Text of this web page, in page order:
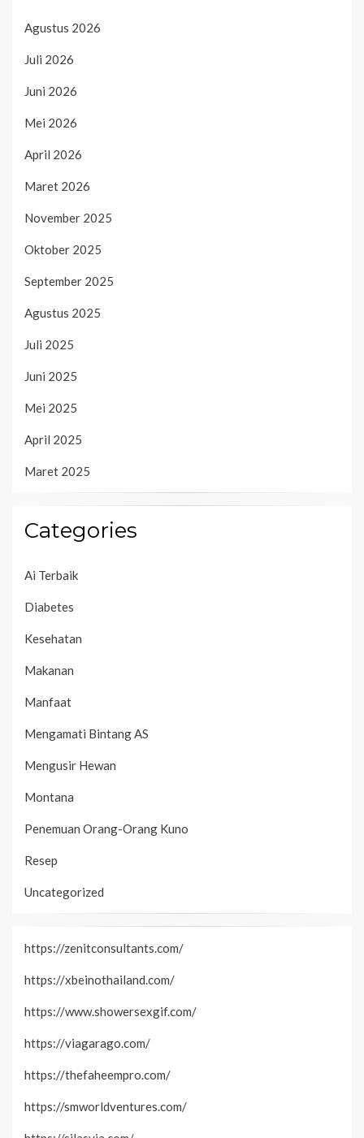
Agustus 2026
Juli 2026
Juni 2026
Mei 2026
April 2026
Maret 2026
November 2025
Oktober 2025
September 2025
Agustus 2025
Juli 2025
Juni 2025
Mei 2025
April 2025
Maret 2025
Categories
Ai Terbaik
Diabetes
Kesehatan
Makanan
Manfaat
Mengamati Bintang AS
Mengusir Hewan
Montana
Penemuan Orang-Orang Kuno
Resep
Uncategorized
https://zenitconsultants.com/
https://xbeinothailand.com/
https://www.showersexgif.com/
https://viagarago.com/
https://thefaheempro.com/
https://smworldventures.com/